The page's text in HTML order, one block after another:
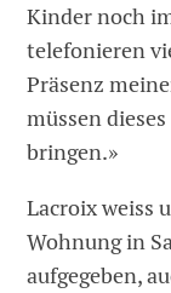
Kinder noch
telefonieren
Präsenz
müssen
bringen.»
Lacroix weiss
Wohnung in
aufgegeben,